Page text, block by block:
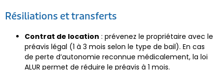
Résiliations et transferts
Contrat de location : prévenez le propriétaire avec le
préavis légal (1 à 3 mois selon le type de bail). En cas
de perte d’autonomie reconnue médicalement, la loi
ALUR permet de réduire le préavis à 1 mois.